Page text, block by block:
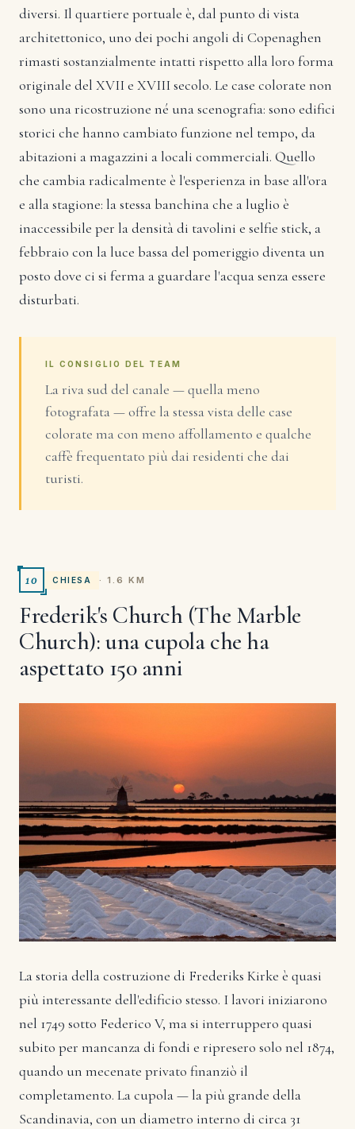
diversi. Il quartiere portuale è, dal punto di vista
architettonico, uno dei pochi angoli di Copenaghen
rimasti sostanzialmente intatti rispetto alla loro forma
originale del XVII e XVIII secolo. Le case colorate non
sono una ricostruzione né una scenografia: sono edifici
storici che hanno cambiato funzione nel tempo, da
abitazioni a magazzini a locali commerciali. Quello
che cambia radicalmente è l'esperienza in base all'ora
e alla stagione: la stessa banchina che a luglio è
inaccessibile per la densità di tavolini e selfie stick, a
febbraio con la luce bassa del pomeriggio diventa un
posto dove ci si ferma a guardare l'acqua senza essere
disturbati.
IL CONSIGLIO DEL TEAM
La riva sud del canale — quella meno
fotografata — offre la stessa vista delle case
colorate ma con meno affollamento e qualche
caffè frequentato più dai residenti che dai
turisti.
10 CHIESA · 1.6 KM
Frederik's Church (The Marble
Church): una cupola che ha
aspettato 150 anni
La storia della costruzione di Frederiks Kirke è quasi
più interessante dell'edificio stesso. I lavori iniziarono
nel 1749 sotto Federico V, ma si interruppero quasi
subito per mancanza di fondi e ripresero solo nel 1874,
quando un mecenate privato finanziò il
completamento. La cupola — la più grande della
Scandinavia, con un diametro interno di circa 31